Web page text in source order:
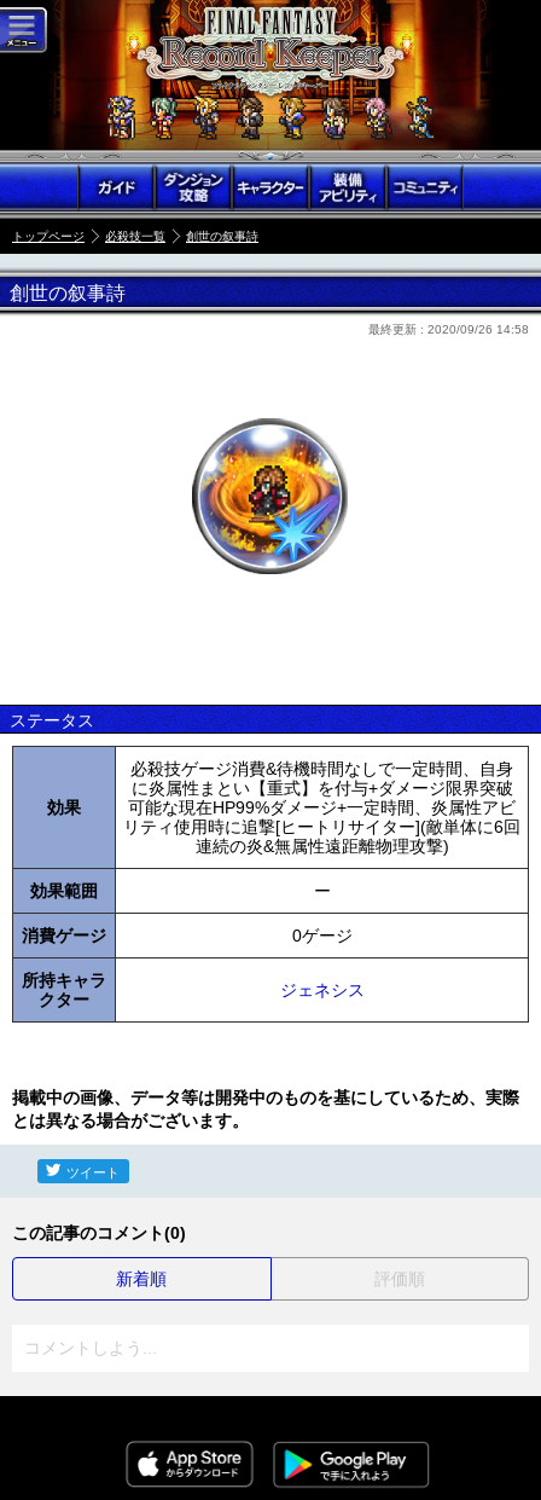
トップページ 必殺技一覧 創世の叙事詩
創世の叙事詩
最終更新 : 2020/09/26 14:58
ステータス
効果
必殺技ゲージ消費&待機時間なしで一定時間、自身
に炎属性まとい【重式】を付与+ダメージ限界突破
可能な現在HP99%ダメージ+一定時間、炎属性アビ
リティ使用時に追撃[ヒートリサイター](敵単体に6回
連続の炎&無属性遠距離物理攻撃)
効果範囲 ー
消費ゲージ 0ゲージ
所持キャラ
クター
ジェネシス
掲載中の画像、データ等は開発中のものを基にしているため、実際
とは異なる場合がございます。
ツイート
この記事のコメント(0)
新着順 評価順
コメントしよう...